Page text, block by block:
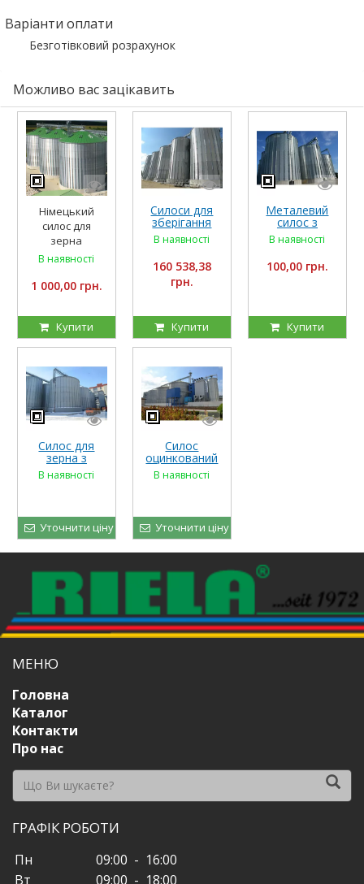
Варіанти оплати
Безготівковий розрахунок
Можливо вас зацікавить
Німецький
силос для
зерна
В наявності
1 000,00 грн.
Купити
Силоси для
зберігання
зерна Riela
В наявності
160 538,38
грн.
Купити
Металевий
силос з
плоским дном
В наявності
100,00 грн.
Купити
Силос для
зерна з
плоским
днищем
В наявності
Уточнити ціну
Силос
оцинкований
В наявності
Уточнити ціну
МЕНЮ
Головна
Каталог
Контакти
Про нас
ГРАФІК РОБОТИ
Пн
09:00 - 16:00
Вт
09:00 - 18:00